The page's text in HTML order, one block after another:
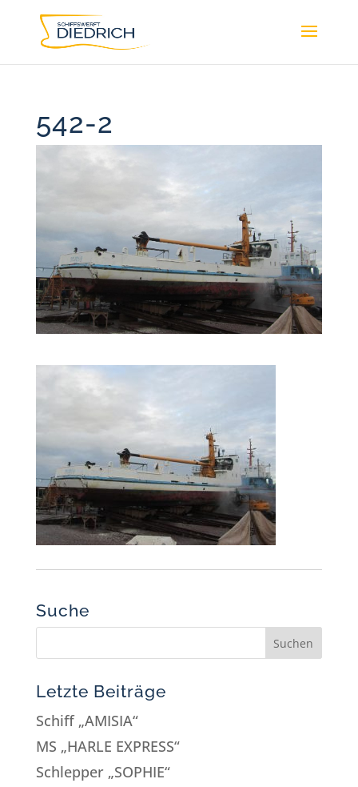
542-2
Suche
Letzte Beiträge
Schiff „AMISIA“
MS „HARLE EXPRESS“
Schlepper „SOPHIE“